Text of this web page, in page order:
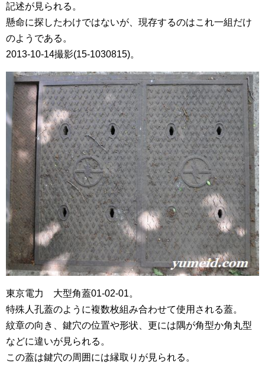
記述が見られる。
懸命に探したわけではないが、現存するのはこれ一組だけ
のようである。
2013-10-14撮影(15-1030815)。
東京電力 大型角蓋01-02-01。
特殊人孔蓋のように複数枚組み合わせて使用される蓋。
紋章の向き、鍵穴の位置や形状、更には隅が角型か角丸型
などに違いが見られる。
この蓋は鍵穴の周囲には縁取りが見られる。